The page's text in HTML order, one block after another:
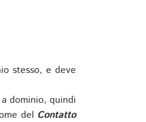
stesso, e deve
dominio, quindi
del Contatto